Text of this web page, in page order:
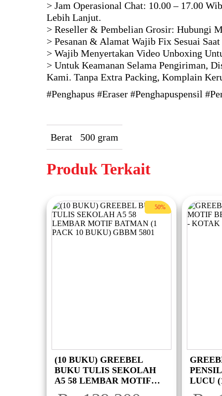
> Jam Operasional Chat: 10.00 – 17.00
Lebih Lanjut.
> Reseller & Pembelian Grosir: Hubungi
> Pesanan & Alamat Wajib Fix Sesuai
> Wajib Menyertakan Video Unboxing
> Untuk Keamanan Selama Pengiriman,
Kami. Tanpa Extra Packing, Komplain
#Penghapus #Eraser #Penghapuspensil
Berat 500 gram
Produk Terkait
50%
(10 BUKU) GREEBEL
BUKU TULIS SEKOLAH
A5 58 LEMBAR MOTIF
LUCU